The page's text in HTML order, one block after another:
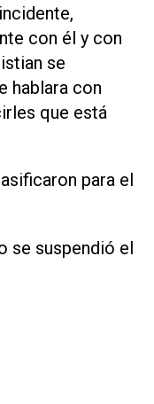
con él y con
se
hablara con
que está
para el
se suspendió el